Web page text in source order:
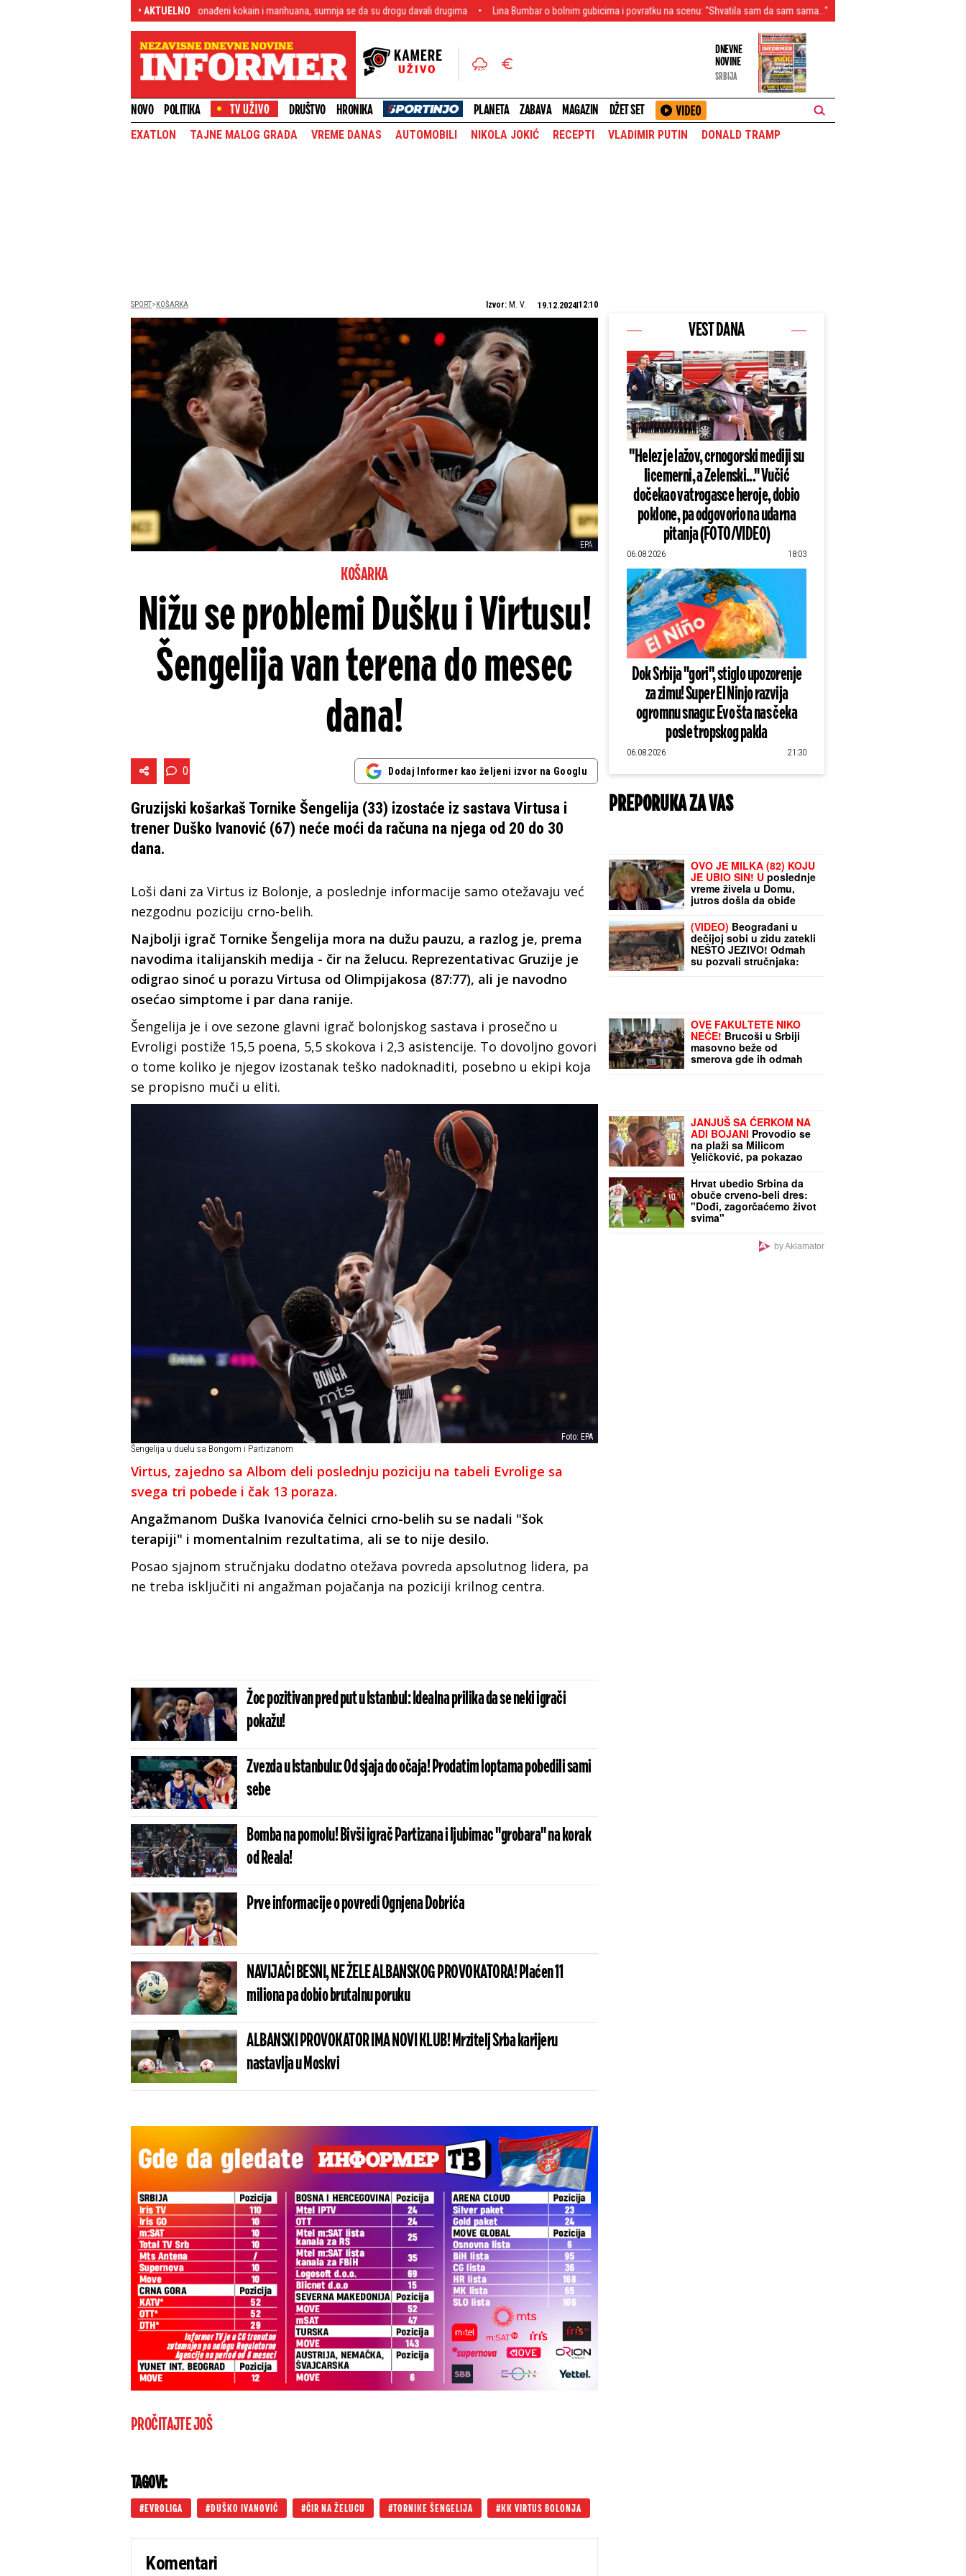
• AKTUELNO
za dvojac iz Bijelog Polja: Pronađeni kokain i marihuana, sumnja se da su drogu davali drugima Lina Bumbar o bolnim gubicima i povratku na scenu: "Shvatila sam da sam sama..." Raskrinkano još jedno blokadersko tajno
DNEVNE
NOVINE
SRBIJA
NOVO POLITIKA DRUŠTVO HRONIKA PLANETA ZABAVA MAGAZIN DŽET SET
EXATLON TAJNE MALOG GRADA VREME DANAS AUTOMOBILI NIKOLA JOKIĆ RECEPTI VLADIMIR PUTIN DONALD TRAMP
SPORT KOŠARKA Izvor: M. V. 19.12.2024 12:10
EPA
KOŠARKA
Nižu se problemi Dušku i Virtusu!
Šengelija van terena do mesec
dana!
0 Dodaj Informer kao željeni izvor na Googlu
Gruzijski košarkaš Tornike Šengelija (33) izostaće iz sastava Virtusa i
trener Duško Ivanović (67) neće moći da računa na njega od 20 do 30
dana.
Loši dani za Virtus iz Bolonje, a poslednje informacije samo otežavaju već
nezgodnu poziciju crno-belih.
Najbolji igrač Tornike Šengelija mora na dužu pauzu, a razlog je, prema
navodima italijanskih medija - čir na želucu. Reprezentativac Gruzije je
odigrao sinoć u porazu Virtusa od Olimpijakosa (87:77), ali je navodno
osećao simptome i par dana ranije.
Šengelija je i ove sezone glavni igrač bolonjskog sastava i prosečno u
Evroligi postiže 15,5 poena, 5,5 skokova i 2,3 asistencije. To dovoljno govori
o tome koliko je njegov izostanak teško nadoknaditi, posebno u ekipi koja
se propisno muči u eliti.
Foto: EPA
Šengelija u duelu sa Bongom i Partizanom
Virtus, zajedno sa Albom deli poslednju poziciju na tabeli Evrolige sa
svega tri pobede i čak 13 poraza.
Angažmanom Duška Ivanovića čelnici crno-belih su se nadali "šok
terapiji" i momentalnim rezultatima, ali se to nije desilo.
Posao sjajnom stručnjaku dodatno otežava povreda apsolutnog lidera, pa
ne treba isključiti ni angažman pojačanja na poziciji krilnog centra.
Žoc pozitivan pred put u Istanbul: Idealna prilika da se neki igrači
pokažu!
Zvezda u Istanbulu: Od sjaja do očaja! Prodatim loptama pobedili sami
sebe
Bomba na pomolu! Bivši igrač Partizana i ljubimac "grobara" na korak
od Reala!
Prve informacije o povredi Ognjena Dobrića
NAVIJAČI BESNI, NE ŽELE ALBANSKOG PROVOKATORA! Plaćen 11
miliona pa dobio brutalnu poruku
ALBANSKI PROVOKATOR IMA NOVI KLUB! Mrzitelj Srba karijeru
nastavlja u Moskvi
PROČITAJTE JOŠ
TAGOVI:
EVROLIGA DUŠKO IVANOVIĆ ČIR NA ŽELUCU TORNIKE ŠENGELIJA KK VIRTUS BOLONJA
Komentari
VEST DANA
"Helez je lažov, crnogorski mediji su
licemerni, a Zelenski..." Vučić
dočekao vatrogasce heroje, dobio
poklone, pa odgovorio na udarna
pitanja (FOTO/VIDEO)
06.08.2026 18:03
Dok Srbija "gori", stiglo upozorenje
za zimu! Super El Ninjo razvija
ogromnu snagu: Evo šta nas čeka
posle tropskog pakla
06.08.2026 21:30
PREPORUKA ZA VAS
OVO JE MILKA (82) KOJU
JE UBIO SIN! U poslednje
vreme živela u Domu,
jutros došla da obiđe
sina, a on je TUKAO DO
SMRTI! (FOTO, VIDEO)
(VIDEO) Beograđani u
dečijoj sobi u zidu zatekli
NEŠTO JEZIVO! Odmah
su pozvali stručnjaka:
Razleteli su se svuda po
OVE FAKULTETE NIKO
NEĆE! Brucoši u Srbiji
masovno beže od
smerova gde ih odmah
čeka posao i sigurna
JANJUŠ SA ĆERKOM NA
ADI BOJANI Provodio se
na plaži sa Milicom
Veličković, pa pokazao
ŠTA RADE KRUNA I ON: U
prvom planu tetovaža
koju je posvetio
naslednici (FOTO)
Hrvat ubedio Srbina da
obuče crveno-beli dres:
"Dođi, zagorčaćemo život
svima"
by Aklamator